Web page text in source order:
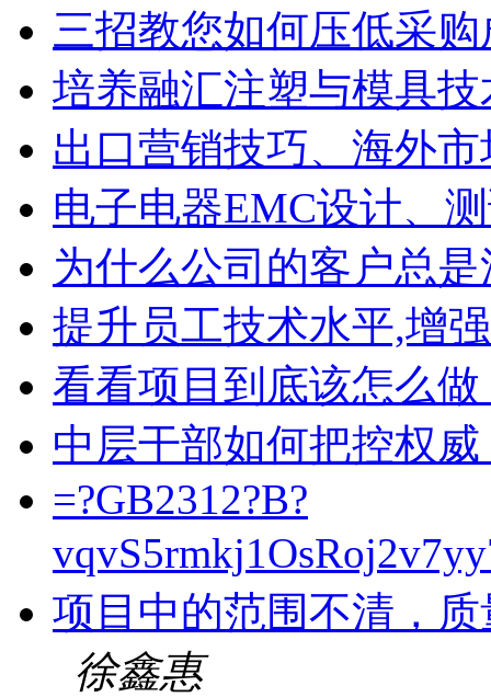
三招教您如何压低采
培养融汇注塑与模具
出口营销技巧、海外
电子电器EMC设计、
为什么公司的客户总
提升员工技术水平,增
看看项目到底该怎么做
中层干部如何把控权
=?GB2312?B?
项目中的范围不清，
徐鑫惠